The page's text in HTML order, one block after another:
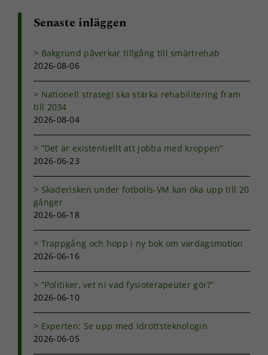
Senaste inläggen
Bakgrund påverkar tillgång till smärtrehab
2026-08-06
Nationell strategi ska stärka rehabilitering fram
till 2034
2026-08-04
”Det är existentiellt att jobba med kroppen”
2026-06-23
Skaderisken under fotbolls-VM kan öka upp till 20
gånger
2026-06-18
Trappgång och hopp i ny bok om vardagsmotion
2026-06-16
”Politiker, vet ni vad fysioterapeuter gör?”
2026-06-10
Experten: Se upp med idrottsteknologin
2026-06-05
de här
kakorna
funktionalitet
att försvinna
intressen och ditt
personligt
anpassat innehåll